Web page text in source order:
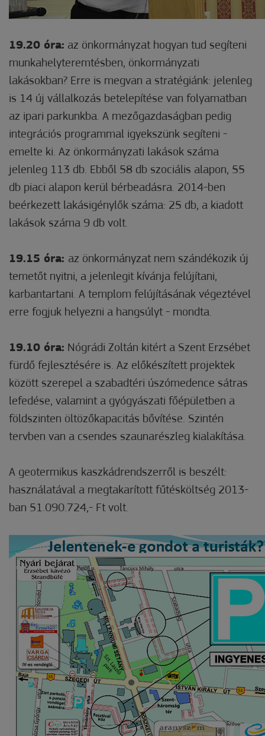
19.20 óra: az önkormányzat hogyan tud segíteni
munkahelyteremtésben, önkormányzati
lakásokban? Erre is megvan a stratégiánk: jelenleg
is 14 új vállalkozás betelepítése van folyamatban
az ipari parkunkba. A mezőgazdaságban pedig
integrációs programmal igyekszünk segíteni -
emelte ki. Az önkormányzati lakások száma
jelenleg 113 db. Ebből 58 db szociális alapon, 55
db piaci alapon kerül bérbeadásra. 2014-ben
beérkezett lakásigénylők száma: 25 db, a kiadott
lakások száma 9 db volt.
19.15 óra: az önkormányzat nem szándékozik új
temetőt nyitni, a jelenlegit kívánja felújítani,
karbantartani. A templom felújításának végeztével
erre fogjuk helyezni a hangsúlyt - mondta.
19.10 óra: Nógrádi Zoltán kitért a Szent Erzsébet
fürdő fejlesztésére is. Az előkészített projektek
között szerepel a szabadtéri úszómedence sátras
lefedése, valamint a gyógyászati főépületben a
földszinten öltözőkapacitás bővítése. Szintén
tervben van a csendes szaunarészleg kialakítása.
A geotermikus kaszkádrendszerről is beszélt:
használatával a megtakarított fűtésköltség 2013-
ban 51.090.724,- Ft volt.